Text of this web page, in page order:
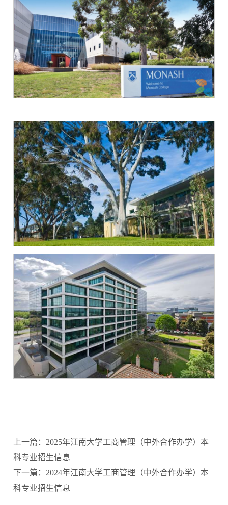
上一篇：2025年江南大学工商管理（中外合作办学）本
科专业招生信息
下一篇：2024年江南大学工商管理（中外合作办学）本
科专业招生信息